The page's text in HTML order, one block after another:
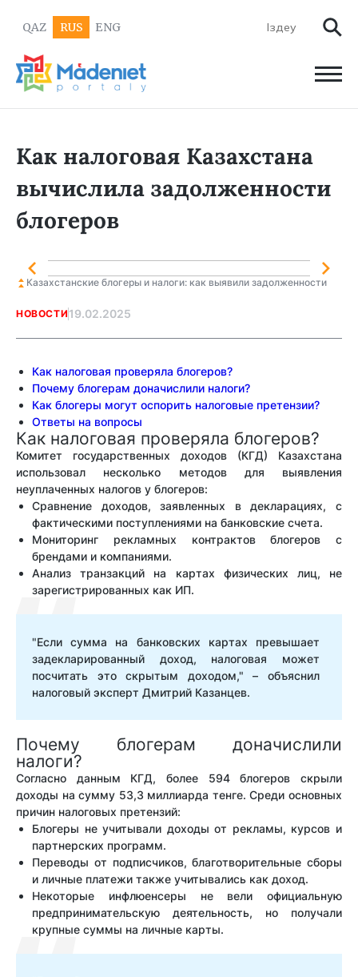
QAZ RUS ENG
Как налоговая Казахстана
вычислила задолженности
блогеров
Казахстанские блогеры и налоги: как выявили задолженности
НОВОСТИ 19.02.2025
Как налоговая проверяла блогеров?
Почему блогерам доначислили налоги?
Как блогеры могут оспорить налоговые претензии?
Ответы на вопросы
Как налоговая проверяла блогеров?
Комитет государственных доходов (КГД) Казахстана
использовал несколько методов для выявления
неуплаченных налогов у блогеров:
Сравнение доходов, заявленных в декларациях, с
фактическими поступлениями на банковские счета.
Мониторинг рекламных контрактов блогеров с
брендами и компаниями.
Анализ транзакций на картах физических лиц, не
зарегистрированных как ИП.
"Если сумма на банковских картах превышает
задекларированный доход, налоговая может
посчитать это скрытым доходом," – объяснил
налоговый эксперт Дмитрий Казанцев.
Почему блогерам доначислили
налоги?
Согласно данным КГД, более 594 блогеров скрыли
доходы на сумму 53,3 миллиарда тенге. Среди основных
причин налоговых претензий:
Блогеры не учитывали доходы от рекламы, курсов и
партнерских программ.
Переводы от подписчиков, благотворительные сборы
и личные платежи также учитывались как доход.
Некоторые инфлюенсеры не вели официальную
предпринимательскую деятельность, но получали
крупные суммы на личные карты.